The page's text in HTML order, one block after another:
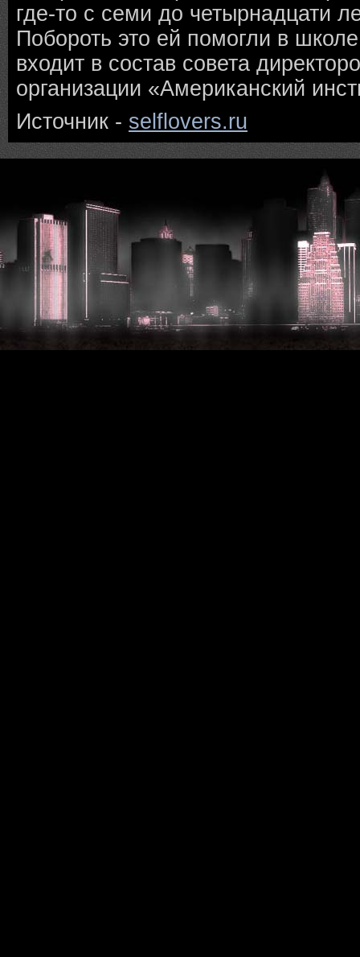
где-то с семи до четырнадцати
Побороть это ей помогли в
входит в состав совета
организации «Американский
Источник - selflovers.ru